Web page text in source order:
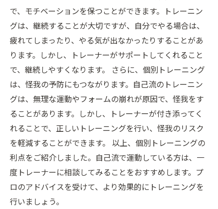
で、モチベーションを保つことができます。トレーニン
グは、継続することが大切ですが、自分でやる場合は、
疲れてしまったり、やる気が出なかったりすることがあ
ります。しかし、トレーナーがサポートしてくれること
で、継続しやすくなります。 さらに、個別トレーニング
は、怪我の予防にもつながります。自己流のトレーニン
グは、無理な運動やフォームの崩れが原因で、怪我をす
ることがあります。しかし、トレーナーが付き添ってく
れることで、正しいトレーニングを行い、怪我のリスク
を軽減することができます。 以上、個別トレーニングの
利点をご紹介しました。自己流で運動している方は、一
度トレーナーに相談してみることをおすすめします。プ
ロのアドバイスを受けて、より効果的にトレーニングを
行いましょう。